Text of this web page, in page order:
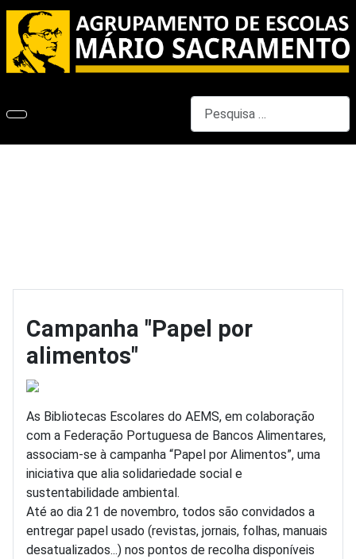
Campanha "Papel por
alimentos"
As Bibliotecas Escolares do AEMS, em colaboração
com a Federação Portuguesa de Bancos Alimentares,
associam-se à campanha “Papel por Alimentos”, uma
iniciativa que alia solidariedade social e
sustentabilidade ambiental.
Até ao dia 21 de novembro, todos são convidados a
entregar papel usado (revistas, jornais, folhas, manuais
desatualizados...) nos pontos de recolha disponíveis